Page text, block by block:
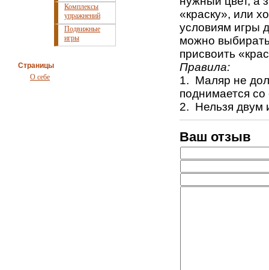
Комплексы
упражнений
Подвижные
игры
Страницы
О себе
«краску», или
условиям игры
можно
присвоить
Правила:
1. Маляр не
поднимается со
2. Нельзя двум
Ваш отзыв